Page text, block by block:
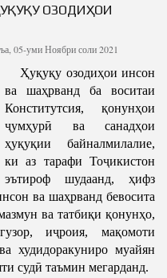
ОЗОДИҲОИ
05-уми Ноябри соли 2021
Ҳуқуқу озодиҳои инсон
ва шаҳрванд ба воситаи
Конститутсия, қонунҳои
ҷумҳурӣ ва санадҳои
ҳуқуқии байналмилалие,
ки аз тарафи Тоҷикистон
эътироф шудаанд, ҳифз
ва шаҳрванд бевосита
ва татбиқи қонунҳо,
иҷроия, мақомоти
худидоракуниро муайян
судӣ таъмин мегарданд.